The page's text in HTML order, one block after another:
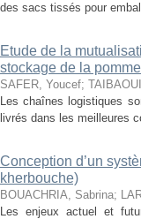
des sacs tissés pour
Etude de la
stockage de la
SAFER, Youcef;
Les chaînes logistiques
livrés dans les meilleures
Conception d’un
kherbouche)
BOUACHRIA, Sabrina;
Les enjeux actuel et